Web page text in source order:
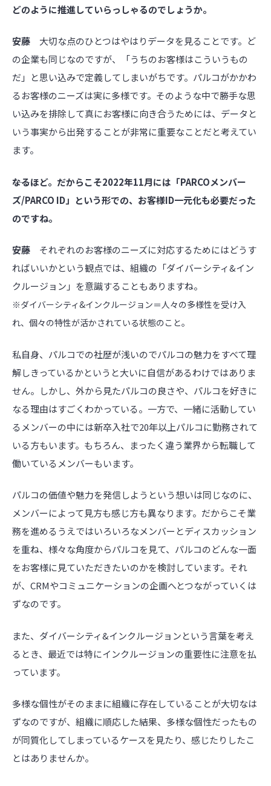
どのように推進していらっしゃるのでしょうか。
安藤 大切な点のひとつはやはりデータを見ることです。ど
の企業も同じなのですが、「うちのお客様はこういうもの
だ」と思い込みで定義してしまいがちです。パルコがかかわ
るお客様のニーズは実に多様です。そのような中で勝手な思
い込みを排除して真にお客様に向き合うためには、データと
いう事実から出発することが非常に重要なことだと考えてい
ます。
――なるほど。だからこそ2022年11月には「PARCOメンバー
ズ/PARCO ID」という形での、お客様ID一元化も必要だった
のですね。
安藤 それぞれのお客様のニーズに対応するためにはどうす
ればいいかという観点では、組織の「ダイバーシティ&イン
クルージョン」を意識することもありますね。
※ダイバーシティ&インクルージョン＝人々の多様性を受け入
れ、個々の特性が活かされている状態のこと。
私自身、パルコでの社歴が浅いのでパルコの魅力をすべて理
解しきっているかというと大いに自信があるわけではありま
せん。しかし、外から見たパルコの良さや、パルコを好きに
なる理由はすごくわかっている。一方で、一緒に活動してい
るメンバーの中には新卒入社で20年以上パルコに勤務されて
いる方もいます。もちろん、まったく違う業界から転職して
働いているメンバーもいます。
パルコの価値や魅力を発信しようという想いは同じなのに、
メンバーによって見方も感じ方も異なります。だからこそ業
務を進めるうえではいろいろなメンバーとディスカッション
を重ね、様々な角度からパルコを見て、パルコのどんな一面
をお客様に見ていただきたいのかを検討しています。それ
が、CRMやコミュニケーションの企画へとつながっていくは
ずなのです。
また、ダイバーシティ&インクルージョンという言葉を考え
るとき、最近では特にインクルージョンの重要性に注意を払
っています。
多様な個性がそのままに組織に存在していることが大切なは
ずなのですが、組織に順応した結果、多様な個性だったもの
が同質化してしまっているケースを見たり、感じたりしたこ
とはありませんか。